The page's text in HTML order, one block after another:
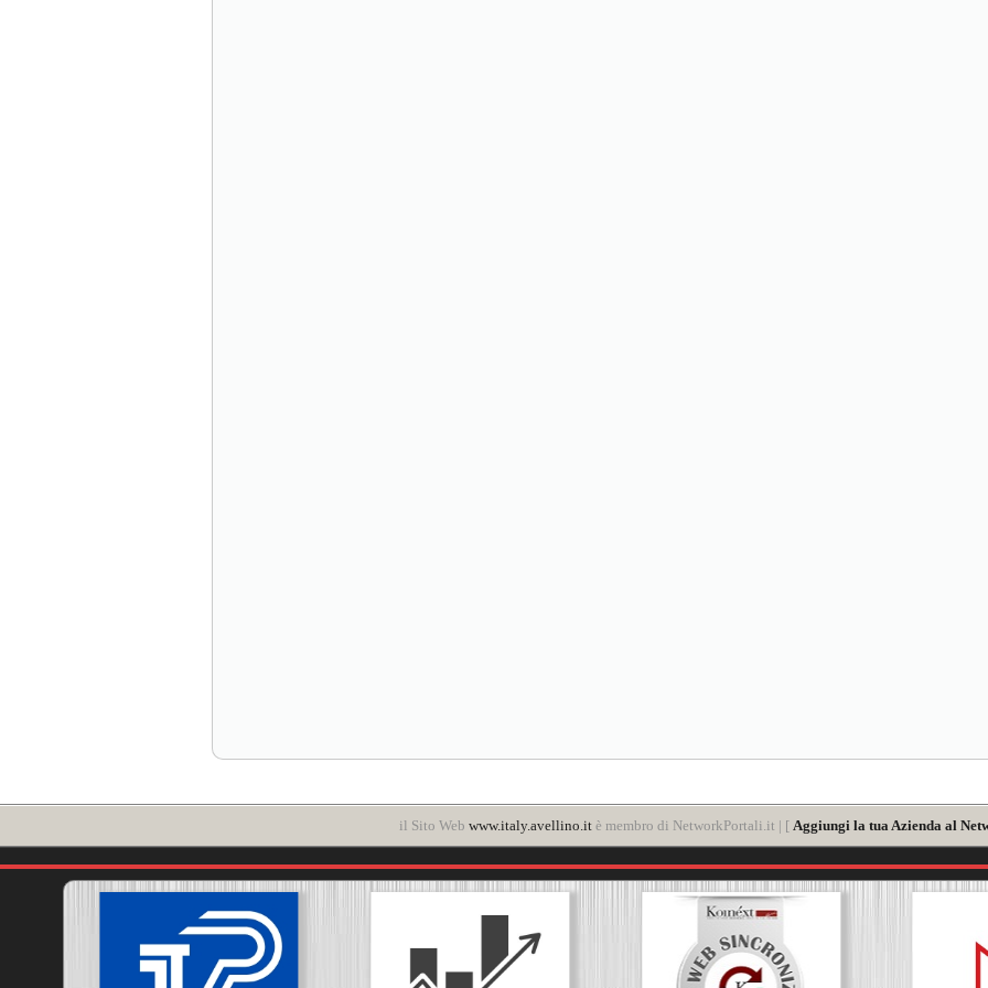
il Sito Web www.italy.avellino.itè membro di NetworkPortali.it | [ Aggiungi la tua Azienda al